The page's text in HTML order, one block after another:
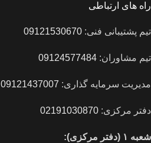
راه های ارتباطی
تیم پشتیبانی فنی: 09121530670
تیم مشاوران: 09124577484
مدیریت سرمایه گذاری: 09121437007
دفتر مرکزی: 02191030870
شعبه ۱ (دفتر مرکزی):